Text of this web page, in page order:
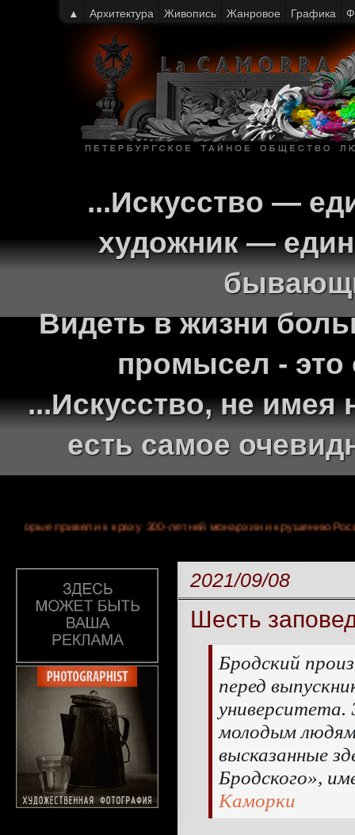
...Искусство —
художник —
Видеть в жизни
промысел - это
...Искусство, не
есть самое
которые привели к краху 300-летней монархии и
2021/09/08
Шесть
Бродский
перед
университета.
молодым
высказанные
Бродского»,
Каморки
▲ Архитектура Живопись Жанровое Графика